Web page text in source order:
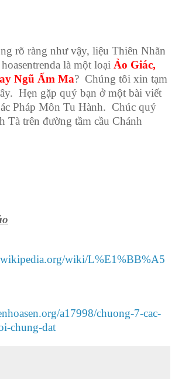
rõ ràng như vậy, liệu Thiên Nhãn
là một loại Ảo Giác,
Ngũ Ấm Ma? Chúng tôi xin tạm
Hẹn gặp quý bạn ở một bài viết
Pháp Môn Tu Hành. Chúc quý
Tà trên đường tầm cầu Chánh
wiki/L%E1%BB%A5
a17998/chuong-7-cac-
chung-dat